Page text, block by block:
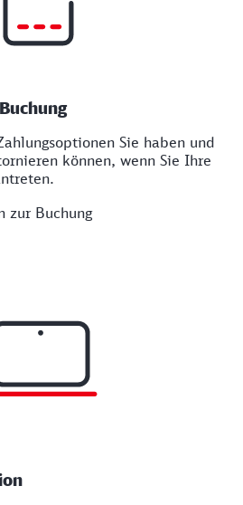
Sie haben und
können, wenn Sie Ihre
zur Buchung